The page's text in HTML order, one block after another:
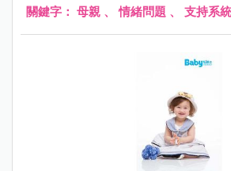
關鍵字： 母親 、情緒問題 、 支持系統